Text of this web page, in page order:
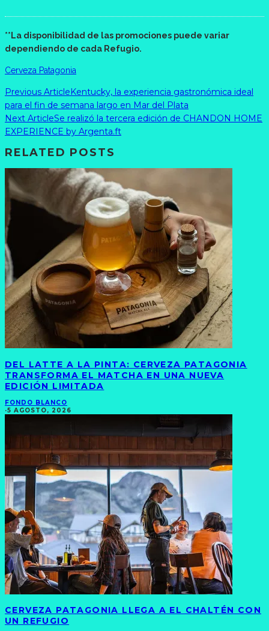
**La disponibilidad de las promociones puede variar
dependiendo de cada Refugio.
Cerveza Patagonia
Previous ArticleKentucky, la experiencia gastronómica ideal
para el fin de semana largo en Mar del Plata
Next ArticleSe realizó la tercera edición de CHANDON HOME
EXPERIENCE by Argenta.ft
RELATED POSTS
DEL LATTE A LA PINTA: CERVEZA PATAGONIA
TRANSFORMA EL MATCHA EN UNA NUEVA
EDICIÓN LIMITADA
FONDO BLANCO
·5 AGOSTO, 2026
CERVEZA PATAGONIA LLEGA A EL CHALTÉN CON
UN REFUGIO